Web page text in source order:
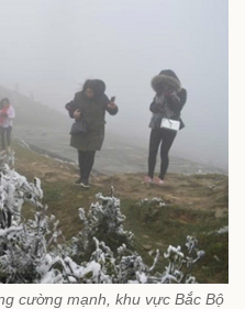
cường mạnh, khu vực Bắc Bộ